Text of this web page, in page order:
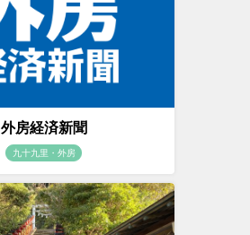
外房経済新聞
九十九里・外房